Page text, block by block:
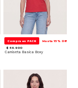
Compra en PACK Hasta 15% Off
$ 49.900
Camiseta Basica Boxy